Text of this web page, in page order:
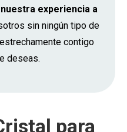
experiencia a
sin ningún tipo de
contigo
deseas.
para